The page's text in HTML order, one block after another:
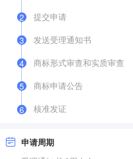
2
提交申请
3
发送受理通知书
4
商标形式审查和实质审查
5
商标申请公告
6 核准发证
申请周期